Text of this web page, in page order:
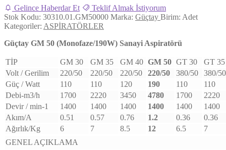
Gelince Haberdar Et
Teklif Almak İstiyorum
Stok Kodu: 30310.01.GM50000 Marka: Güçtay Birim: Adet
Kategoriler: ASPİRATÖRLER
Güçtay GM 50 (Monofaze/190W) Sanayi Aspiratörü
TİP GM 30 GM 35 GM 40 GM 50 GT 30
GT 35
Volt / Gerilim
220/50 220/50 220/50 220/50 380/50
380/50
Güç / Watt
110 110 120 190 110
110
Debi-m3/h
1700 2220 3450 4780 1700
2220
Devir / min-1
1400 1400 1400 1400 1400
1400
Akım/A
0.51 0.57 0.76 1.2 0.36
0.36
Ağırlık/Kg
6 7 8.5 12 6.5
7
GENEL AÇIKLAMA